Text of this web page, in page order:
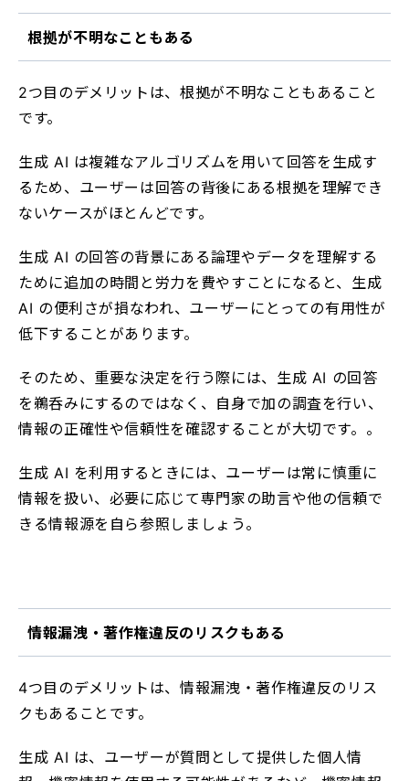
根拠が不明なこともある
2つ目のデメリットは、根拠が不明なこともあること
です。
生成 AI は複雑なアルゴリズムを用いて回答を生成す
るため、ユーザーは回答の背後にある根拠を理解でき
ないケースがほとんどです。
生成 AI の回答の背景にある論理やデータを理解する
ために追加の時間と労力を費やすことになると、生成
AI の便利さが損なわれ、ユーザーにとっての有用性が
低下することがあります。
そのため、重要な決定を行う際には、生成 AI の回答
を鵜呑みにするのではなく、自身で加の調査を行い、
情報の正確性や信頼性を確認することが大切です。。
生成 AI を利用するときには、ユーザーは常に慎重に
情報を扱い、必要に応じて専門家の助言や他の信頼で
きる情報源を自ら参照しましょう。
情報漏洩・著作権違反のリスクもある
4つ目のデメリットは、情報漏洩・著作権違反のリス
クもあることです。
生成 AI は、ユーザーが質問として提供した個人情